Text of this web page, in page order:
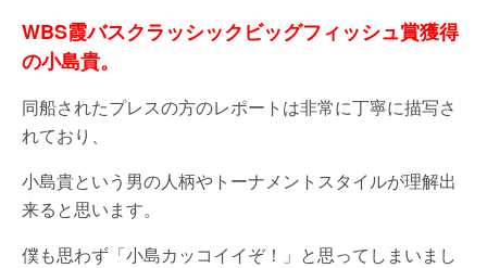
WBS霞バスクラッシックビッグフィッシュ賞獲得
の小島貴。
同船されたプレスの方のレポートは非常に丁寧に描写さ
れており、
小島貴という男の人柄やトーナメントスタイルが理解出
来ると思います。
僕も思わず「小島カッコイイぞ！」と思ってしまいまし